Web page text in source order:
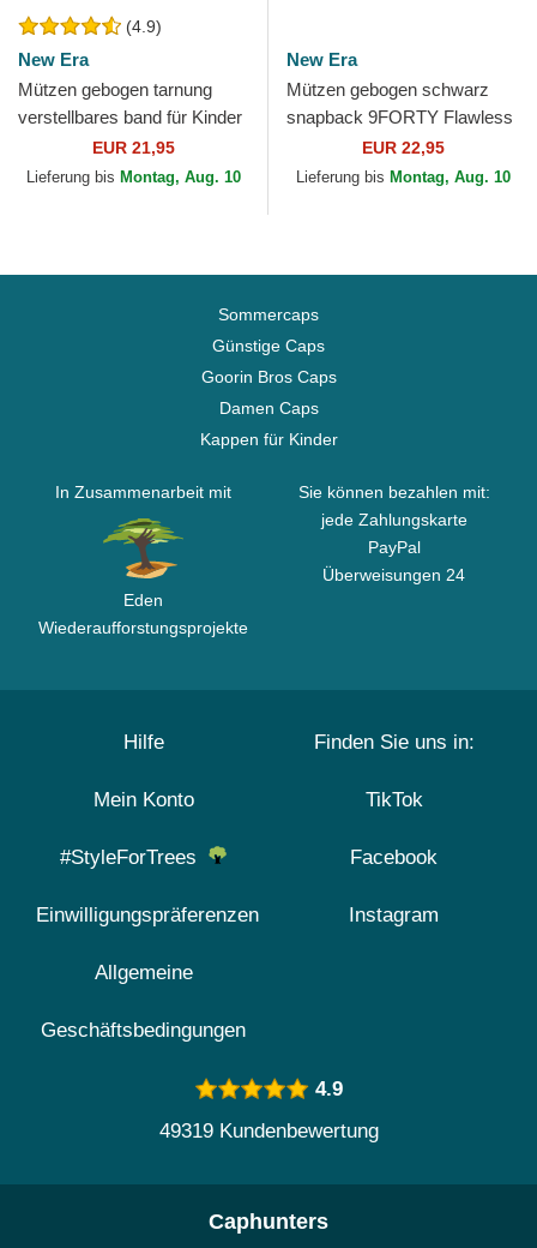
(4.9)
New Era
Mützen gebogen tarnung
verstellbares band für Kinder
9FORTY League Essential
der New York Yankees...
EUR 21,95
Lieferung bis Montag, Aug. 10
New Era
Mützen gebogen schwarz
snapback 9FORTY Flawless
Mesh der New York Yankees
MLB von New Era
EUR 22,95
Lieferung bis Montag, Aug. 10
Sommercaps
Günstige Caps
Goorin Bros Caps
Damen Caps
Kappen für Kinder
In Zusammenarbeit mit
Eden
Wiederaufforstungsprojekte
Sie können bezahlen mit:
jede Zahlungskarte
PayPal
Überweisungen 24
Hilfe
Mein Konto
#StyleForTrees
Einwilligungspräferenzen
Allgemeine
Geschäftsbedingungen
Finden Sie uns in:
TikTok
Facebook
Instagram
4.9
49319 Kundenbewertung
Caphunters